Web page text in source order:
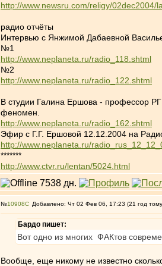
http://www.newsru.com/religy/02dec2004/
радио отчёты
Интервью с Янжимой Дабаевной
№1
http://www.neplaneta.ru/radio_118.shtml
№2
http://www.neplaneta.ru/radio_122.shtml
В студии Галина Ершова - профессор
феномен.
http://www.neplaneta.ru/radio_162.shtml
Эфир с Г.Г. Ершовой 12.12.2004 на
http://www.neplaneta.ru/
*******
http://www.ctvr.ru/lentan/5024.html
№10908 Добавлено: Чт 02 Фев 06, 17:23 (21 год
Бардо пишет:
Вот одно из многих ФАКтов
Вообще, еще никому не известно